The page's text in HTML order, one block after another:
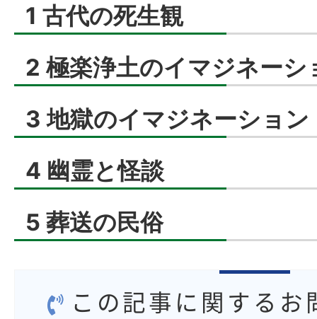
1 古代の死生観
2 極楽浄土のイマジネーシ
3 地獄のイマジネーション
4 幽霊と怪談
5 葬送の民俗
この記事に関するお